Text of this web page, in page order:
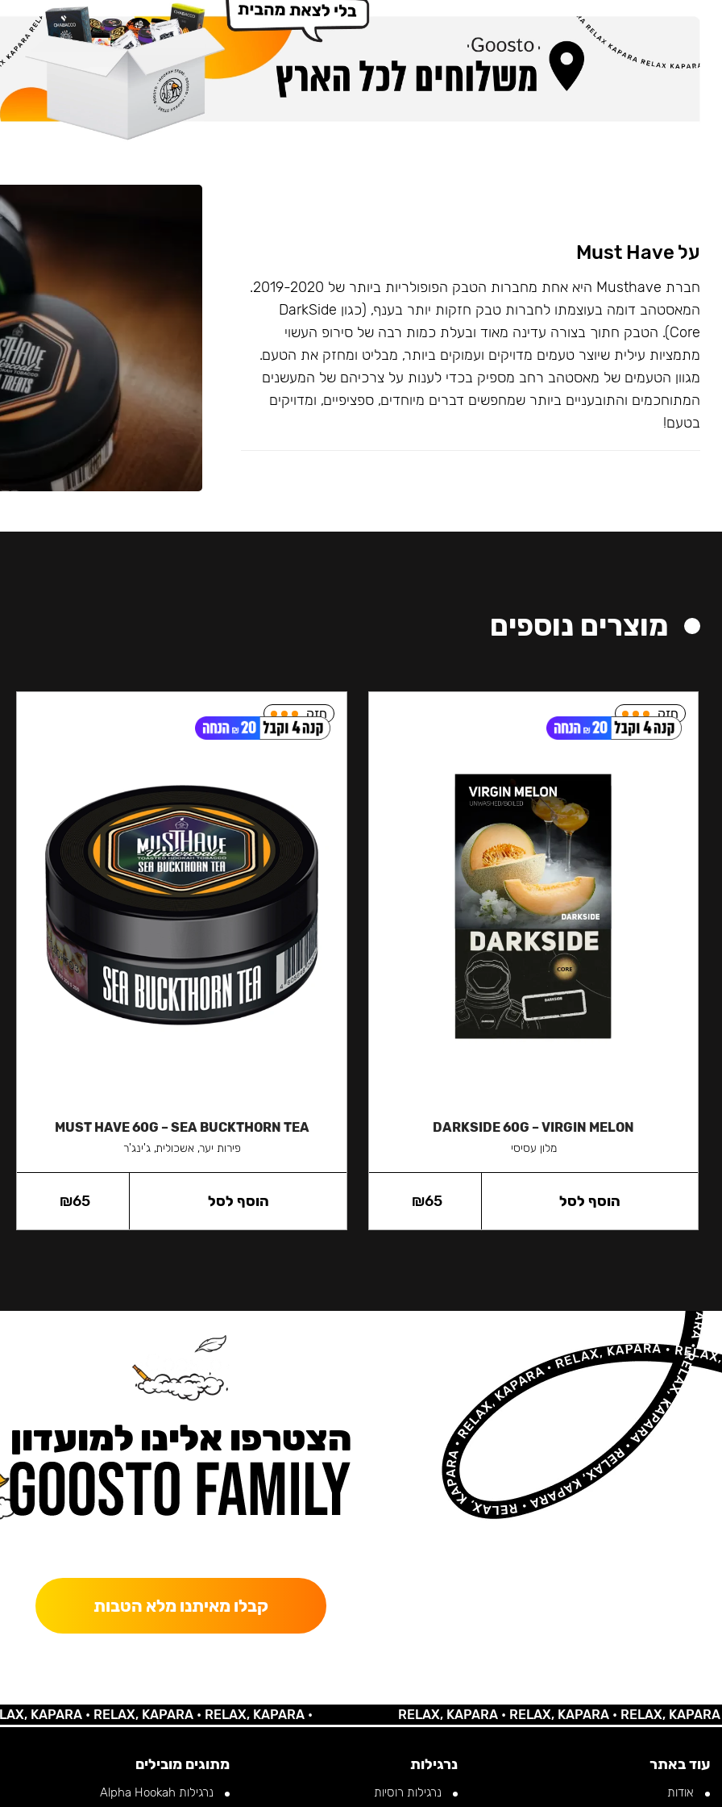
על Must Have
חברת Musthave היא אחת מחברות הטבק הפופולריות ביותר של 2019-2020.
המאסטהב דומה בעוצמתו לחברות טבק חזקות יותר בענף, (כגון DarkSide
Core). הטבק חתוך בצורה עדינה מאוד ובעלת כמות רבה של סירופ העשוי
מתמציות עילית שיוצר טעמים מדויקים ועמוקים ביותר, מבליט ומחזק את הטעם.
מגוון הטעמים של מאסטהב רחב מספיק בכדי לענות על צרכיהם של המעשנים
המתוחכמים והתובעניים ביותר שמחפשים דברים מיוחדים, ספציפיים, ומדויקים
בטעם!
מוצרים נוספים
חזק
DARKSIDE 60G – VIRGIN MELON
מלון עסיסי
₪65 הוסף לסל
חזק
MUST HAVE 60G – SEA BUCKTHORN TEA
פירות יער, אשכולית, ג'ינג'ר
₪65 הוסף לסל
הצטרפו אלינו למועדון
קבלו מאיתנו מלא הטבות
•RELAX, KAPARA •RELAX, KAPARA • RELAX, KAPARA •RELAX, KAPARA •RELAX, KAPARA •
עוד באתר
אודות
נרגילות
נרגילות רוסיות
מתוגים מובילים
נרגילות Alpha Hookah